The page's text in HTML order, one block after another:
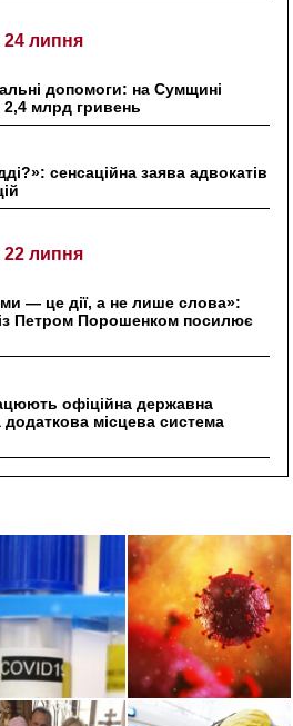
24 липня
допомоги: на Сумщині
млрд гривень
сенсаційна заява адвокатів
22 липня
— це дії, а не лише слова»:
Петром Порошенком посилює
офіційна державна
місцева система